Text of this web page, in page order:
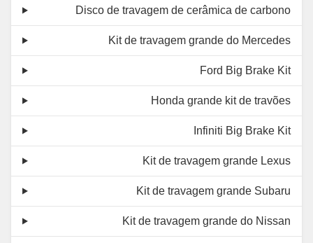
Disco de travagem de cerâmica de carbono
Kit de travagem grande do Mercedes
Ford Big Brake Kit
Honda grande kit de travões
Infiniti Big Brake Kit
Kit de travagem grande Lexus
Kit de travagem grande Subaru
Kit de travagem grande do Nissan